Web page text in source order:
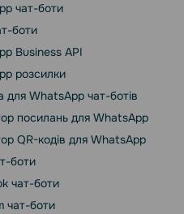
чат-боти
боти
Business API
розсилки
для WhatsApp чат-ботів
посилань для WhatsApp
QR-кодів для WhatsApp
боти
чат-боти
чат-боти